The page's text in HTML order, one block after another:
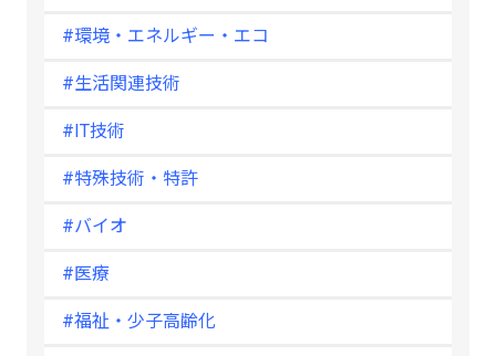
#環境・エネルギー・エコ
#生活関連技術
#IT技術
#特殊技術・特許
#バイオ
#医療
#福祉・少子高齢化